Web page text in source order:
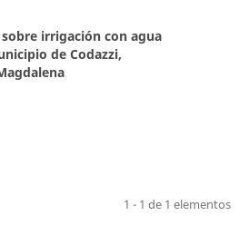
irrigación con agua
de Codazzi,
1 - 1 de 1 elementos